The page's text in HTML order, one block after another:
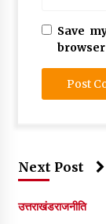
Save
Next Post
उत्तराखंडराजनीति